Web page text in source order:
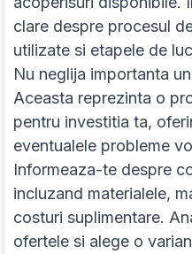
clare despre procesul
utilizate si etapele de
Nu neglija importanta
Aceasta reprezinta o
pentru investitia ta,
eventualele probleme
Informeaza-te despre
incluzand materialele,
costuri suplimentare.
ofertele si alege o